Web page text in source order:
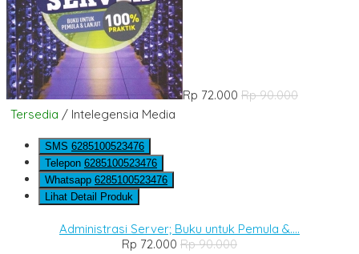
Rp 72.000 Rp 90.000
Tersedia / Intelegensia Media
SMS 6285100523476
Telepon 6285100523476
Whatsapp 6285100523476
Lihat Detail Produk
Administrasi Server; Buku untuk Pemula &....
Rp 72.000 Rp 90.000